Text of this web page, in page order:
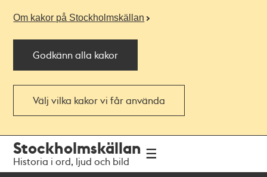
Om kakor på Stockholmskällan
Godkänn alla kakor
Välj vilka kakor vi får använda
navigationen
huvudinnehållet
Stockholmskällan
Historia i ord, ljud och bild